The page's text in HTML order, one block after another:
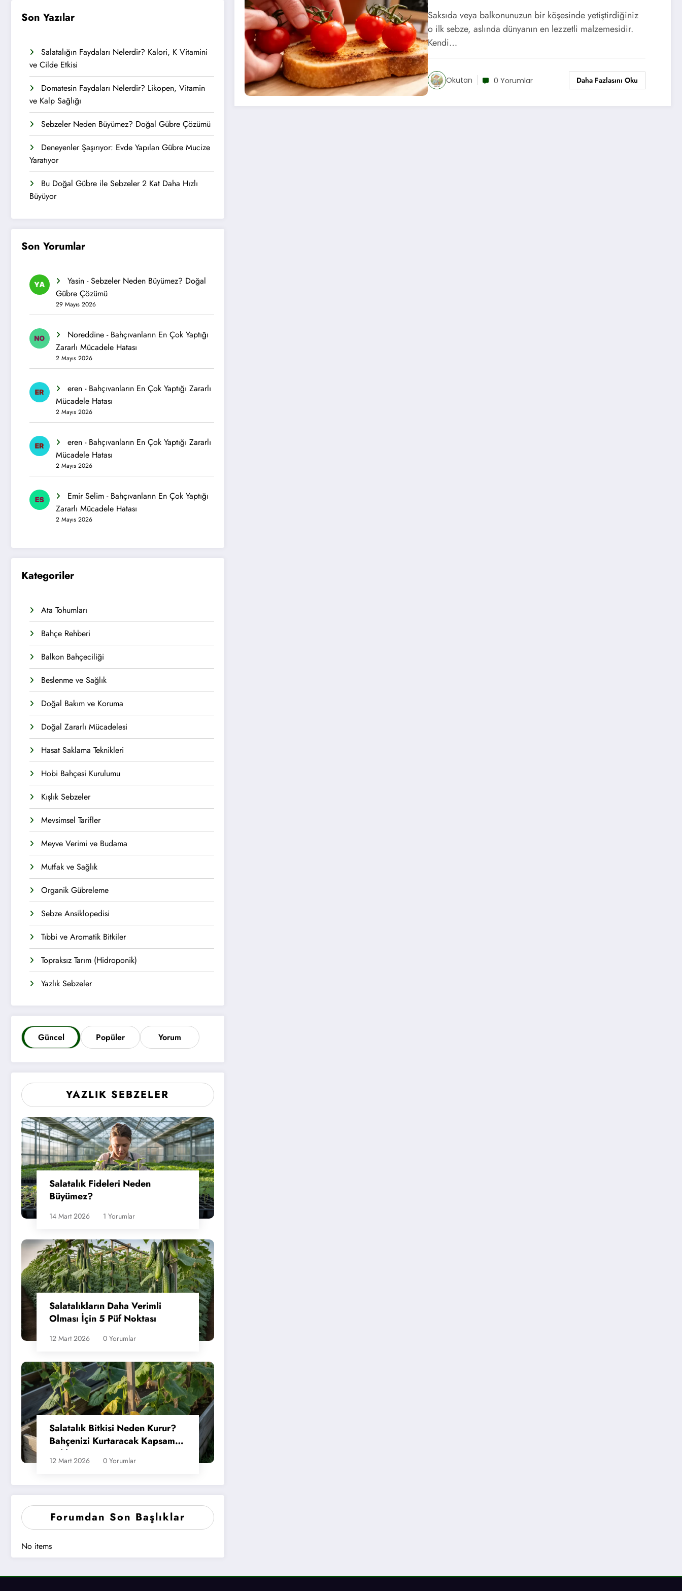
Son Yazılar
Salatalığın Faydaları Nelerdir? Kalori, K Vitamini
ve Cilde Etkisi
Domatesin Faydaları Nelerdir? Likopen, Vitamin
ve Kalp Sağlığı
Sebzeler Neden Büyümez? Doğal Gübre Çözümü
Deneyenler Şaşırıyor: Evde Yapılan Gübre Mucize
Yaratıyor
Bu Doğal Gübre ile Sebzeler 2 Kat Daha Hızlı
Büyüyor
Son Yorumlar
Yasin -Sebzeler Neden Büyümez? Doğal
Gübre Çözümü
29 Mayıs 2026
Noreddine - Bahçıvanların En Çok Yaptığı
Zararlı Mücadele Hatası
2 Mayıs 2026
eren - Bahçıvanların En Çok Yaptığı Zararlı
Mücadele Hatası
2 Mayıs 2026
eren - Bahçıvanların En Çok Yaptığı Zararlı
Mücadele Hatası
2 Mayıs 2026
Emir Selim - Bahçıvanların En Çok Yaptığı
Zararlı Mücadele Hatası
2 Mayıs 2026
Kategoriler
Ata Tohumları
Bahçe Rehberi
Balkon Bahçeciliği
Beslenme ve Sağlık
Doğal Bakım ve Koruma
Doğal Zararlı Mücadelesi
Hasat Saklama Teknikleri
Hobi Bahçesi Kurulumu
Kışlık Sebzeler
Mevsimsel Tarifler
Meyve Verimi ve Budama
Mutfak ve Sağlık
Organik Gübreleme
Sebze Ansiklopedisi
Tıbbi ve Aromatik Bitkiler
Topraksız Tarım (Hidroponik)
Yazlık Sebzeler
Güncel Popüler Yorum
YAZLIK SEBZELER
Salatalık Fideleri Neden
Büyümez?
14 Mart 2026 1 Yorumlar
Salatalıkların Daha Verimli
Olması İçin 5 Püf Noktası
12 Mart 2026 0 Yorumlar
Salatalık Bitkisi Neden Kurur?
Bahçenizi Kurtaracak Kapsamlı
Rehber
12 Mart 2026 0 Yorumlar
Forumdan Son Başlıklar
No items
Saksıda veya balkonunuzun bir köşesinde yetiştirdiğiniz
o ilk sebze, aslında dünyanın en lezzetli malzemesidir.
Kendi…
Okutan 0 Yorumlar Daha Fazlasını Oku